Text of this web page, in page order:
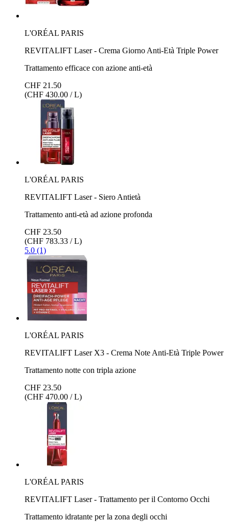
L'ORÉAL PARIS
REVITALIFT Laser - Crema Giorno Anti-Età Triple Power
Trattamento efficace con azione anti-età
CHF 21.50
(CHF 430.00 / L)
L'ORÉAL PARIS
REVITALIFT Laser - Siero Antietà
Trattamento anti-età ad azione profonda
CHF 23.50
(CHF 783.33 / L)
5.0 (1)
L'ORÉAL PARIS
REVITALIFT Laser X3 - Crema Note Anti-Età Triple Power
Trattamento notte con tripla azione
CHF 23.50
(CHF 470.00 / L)
L'ORÉAL PARIS
REVITALIFT Laser - Trattamento per il Contorno Occhi
Trattamento idratante per la zona degli occhi